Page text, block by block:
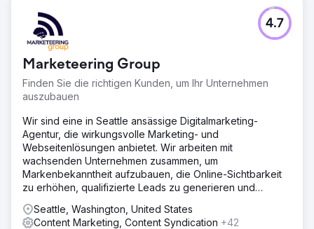
Marketeering Group
Finden Sie die richtigen Kunden, um Ihr Unternehmen
auszubauen
4.7
Wir sind eine in Seattle ansässige Digitalmarketing-
Agentur, die wirkungsvolle Marketing- und
Webseitenlösungen anbietet. Wir arbeiten mit
wachsenden Unternehmen zusammen, um
Markenbekanntheit aufzubauen, die Online-Sichtbarkeit
zu erhöhen, qualifizierte Leads zu generieren und
Seattle, Washington, United States
Content Marketing, Content Syndication +42